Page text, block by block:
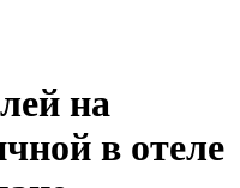
на
в отеле